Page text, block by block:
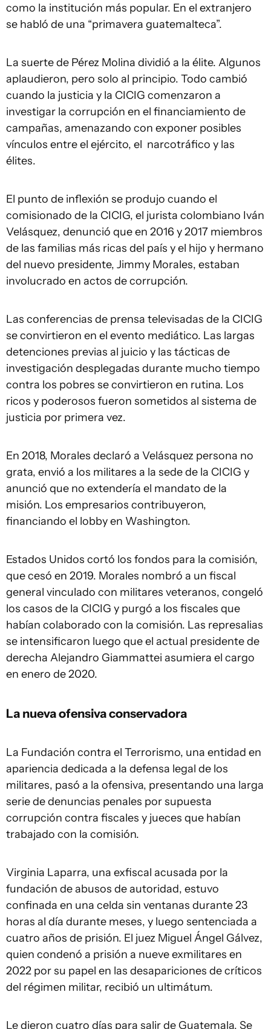
como la institución más popular. En el extranjero
se habló de una “primavera guatemalteca”.
La suerte de Pérez Molina dividió a la élite. Algunos
aplaudieron, pero solo al principio. Todo cambió
cuando la justicia y la CICIG comenzaron a
investigar la corrupción en el financiamiento de
campañas, amenazando con exponer posibles
vínculos entre el ejército, el narcotráfico y las
élites.
El punto de inflexión se produjo cuando el
comisionado de la CICIG, el jurista colombiano Iván
Velásquez, denunció que en 2016 y 2017 miembros
de las familias más ricas del país y el hijo y hermano
del nuevo presidente, Jimmy Morales, estaban
involucrado en actos de corrupción.
Las conferencias de prensa televisadas de la CICIG
se convirtieron en el evento mediático. Las largas
detenciones previas al juicio y las tácticas de
investigación desplegadas durante mucho tiempo
contra los ​​pobres se convirtieron en rutina. Los
ricos y poderosos fueron sometidos al sistema de
justicia por primera vez.
En 2018, Morales declaró a Velásquez persona no
grata, envió a los militares a la sede de la CICIG y
anunció que no extendería el mandato de la
misión. Los empresarios contribuyeron,
financiando el lobby en Washington.
Estados Unidos cortó los fondos para la comisión,
que cesó en 2019. Morales nombró a un fiscal
general vinculado con militares veteranos, congeló
los casos de la CICIG y purgó a los fiscales que
habían colaborado con la comisión. Las represalias
se intensificaron luego que el actual presidente de
derecha Alejandro Giammattei asumiera el cargo
en enero de 2020.
La nueva ofensiva conservadora
La Fundación contra el Terrorismo, una entidad en
apariencia dedicada a la defensa legal de los
militares, pasó a la ofensiva, presentando una larga
serie de denuncias penales por supuesta
corrupción contra fiscales y jueces que habían
trabajado con la comisión.
Virginia Laparra, una exfiscal acusada por la
fundación de abusos de autoridad, estuvo
confinada en una celda sin ventanas durante 23
horas al día durante meses, y luego sentenciada a
cuatro años de prisión. El juez Miguel Ángel Gálvez,
quien condenó a prisión a nueve exmilitares en
2022 por su papel en las desapariciones de críticos
del régimen militar, recibió un ultimátum.
Le dieron cuatro días para salir de Guatemala. Se